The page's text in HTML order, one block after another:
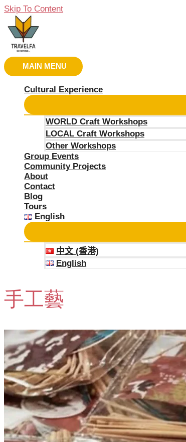
Skip To Content
MAIN MENU
Cultural Experience
WORLD Craft Workshops
LOCAL Craft Workshops
Other Workshops
Group Events
Community Projects
About
Contact
Blog
Tours
English
中文 (香港)
English
手工藝